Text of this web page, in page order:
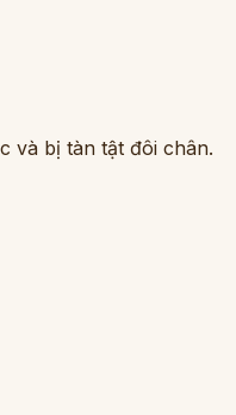
và bị tàn tật đôi chân.